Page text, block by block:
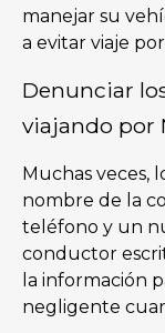
manejar su
a evitar viaje
Denunciar
viajando por
Muchas veces,
nombre de la
teléfono y un
conductor
la información
negligente